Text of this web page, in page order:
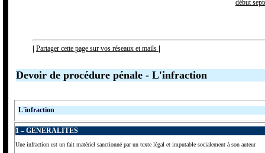
début
Partager cette page sur vos réseaux et mails
Devoir de procédure pénale - L'infraction
L'infraction
1 – GENERALITES
Une infraction est un fait matériel sanctionné par un texte légal et imputable socialement à son auteur